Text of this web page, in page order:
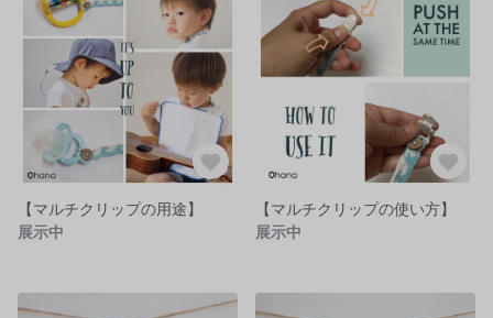
【マルチクリップの用途】
展示中
【マルチクリップの使い方】
展示中